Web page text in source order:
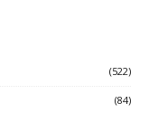
(522)
(84)